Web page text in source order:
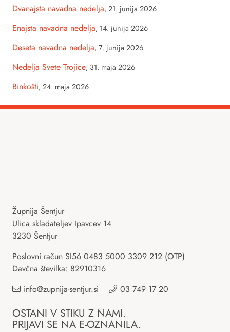
Dvanajsta navadna nedelja, 21. junija 2026
Enajsta navadna nedelja, 14. junija 2026
Deseta navadna nedelja, 7. junija 2026
Nedelja Svete Trojice, 31. maja 2026
Binkošti, 24. maja 2026
Župnija Šentjur
Ulica skladateljev Ipavcev 14
3230 Šentjur
Poslovni račun SI56 0483 5000 3309 212 (OTP)
Davčna številka: 82910316
info@zupnija-sentjur.si
03 749 17 20
OSTANI V STIKU Z NAMI.
PRIJAVI SE NA E-OZNANILA.